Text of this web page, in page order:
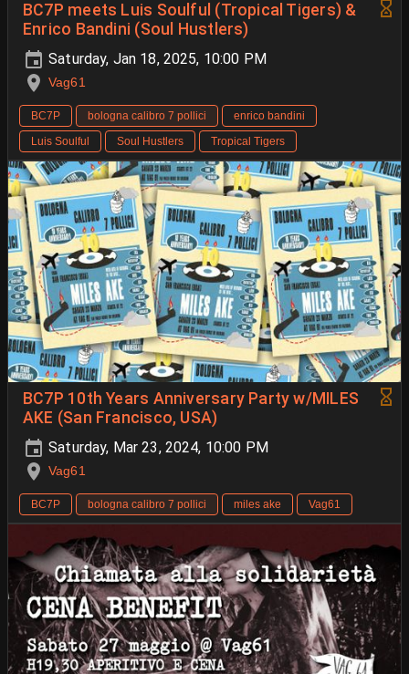
BC7P meets Luis Soulful (Tropical Tigers) &
Enrico Bandini (Soul Hustlers)
Saturday, Jan 18, 2025, 10:00 PM
Vag61
BC7P bologna calibro 7 pollici
enrico bandini
Luis Soulful
Soul Hustlers Tropical Tigers
BC7P 10th Years Anniversary Party w/MILES
AKE (San Francisco, USA)
Saturday, Mar 23, 2024, 10:00 PM
Vag61
BC7P bologna calibro 7 pollici miles ake Vag61